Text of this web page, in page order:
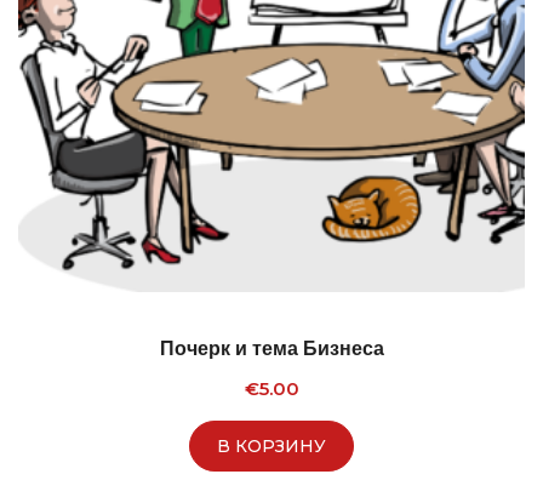
Почерк и тема Бизнеса
€5.00
В КОРЗИНУ